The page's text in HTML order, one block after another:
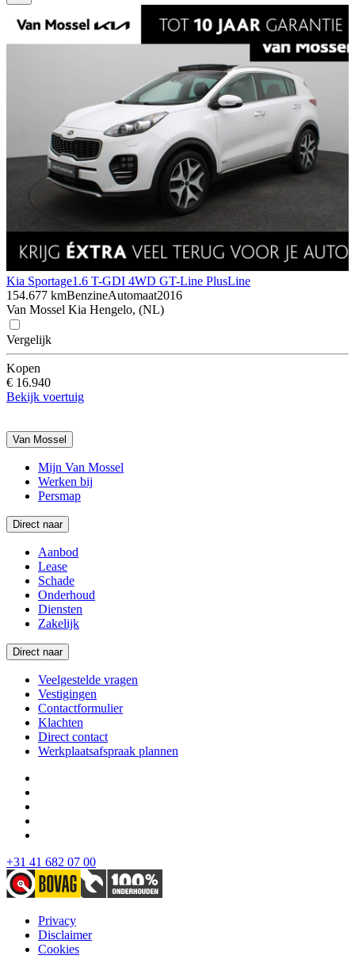
Kia Sportage1.6 T-GDI 4WD GT-Line PlusLine
154.677 kmBenzineAutomaat2016
Van Mossel Kia Hengelo, (NL)
Vergelijk
Kopen
€ 16.940
Bekijk voertuig
Van Mossel
Mijn Van Mossel
Werken bij
Persmap
Direct naar
Aanbod
Lease
Schade
Onderhoud
Diensten
Zakelijk
Direct naar
Veelgestelde vragen
Vestigingen
Contactformulier
Klachten
Direct contact
Werkplaatsafspraak plannen
+31 41 682 07 00
Privacy
Disclaimer
Cookies